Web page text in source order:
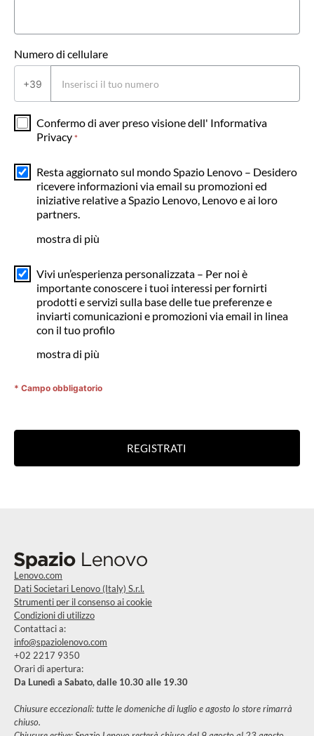
Numero di cellulare
+39
Confermo di aver preso visione dell' Informativa
Privacy *
Resta aggiornato sul mondo Spazio Lenovo – Desidero
ricevere informazioni via email su promozioni ed
iniziative relative a Spazio Lenovo, Lenovo e ai loro
partners.
mostra di più
Vivi un’esperienza personalizzata – Per noi è
importante conoscere i tuoi interessi per fornirti
prodotti e servizi sulla base delle tue preferenze e
inviarti comunicazioni e promozioni via email in linea
con il tuo profilo
mostra di più
* Campo obbligatorio
REGISTRATI
Lenovo.com
Dati Societari Lenovo (Italy) S.r.l.
Strumenti per il consenso ai cookie
Condizioni di utilizzo
Contattaci a:
info@spaziolenovo.com
+02 2217 9350
Orari di apertura:
Da Lunedì a Sabato, dalle 10.30 alle 19.30
Chiusure eccezionali: tutte le domeniche di luglio e agosto lo store rimarrà
chiuso.